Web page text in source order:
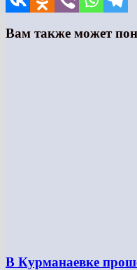
Вам также может
В Курманаевке